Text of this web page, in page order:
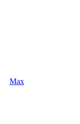
Max